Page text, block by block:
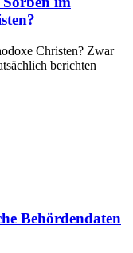
Christen? Zwar
berichten
Behördendaten